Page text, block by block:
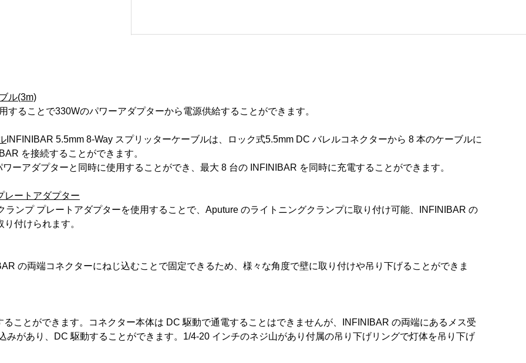
ル(3m)
ることで330Wのパワーアダプターから電源供給することができます。
INFINIBAR 5.5mm 8-Way スプリッターケーブルは、ロック式5.5mm DC バレルコネクターから 8 本のケーブルに
を接続することができます。
ーアダプターと同時に使用することができ、最大 8 台の INFINIBAR を同時に充電することができます。
レートアダプター
ンプ プレートアダプターを使用することで、Aputure のライトニングクランプに取り付け可能、INFINIBAR の
付けられます。
の両端コネクターにねじ込むことで固定できるため、様々な角度で壁に取り付けや吊り下げることができま
ことができます。コネクター本体は DC 駆動で通電することはできませんが、INFINIBAR の両端にあるメス受
みがあり、DC 駆動することができます。1/4-20 インチのネジ山があり付属の吊り下げリングで灯体を吊り下げ